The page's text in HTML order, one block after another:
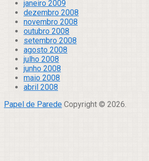
janeiro 2009
dezembro 2008
novembro 2008
outubro 2008
setembro 2008
agosto 2008
julho 2008
junho 2008
maio 2008
abril 2008
Papel de Parede Copyright © 2026.